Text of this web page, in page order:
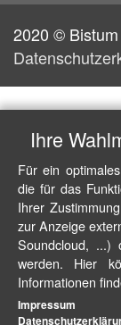
2020 ©
Ihre
Für ein
die für das
Ihrer
zur Anzeige
Soundcloud, ...)
werden. Hier
Informationen
Impressum